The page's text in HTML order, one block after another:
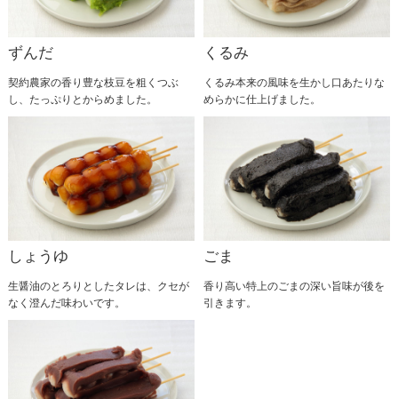
2025.12.31
いつもご愛顧いただきありがとうございます。誠に勝
６日までの３日間、工場内メンテナンスの為休業とさ
せていただきます。 １７日以降は通常営業いたしま
2025.05.27
6月1日より1ヶ月間のみの期間限定で『無添加よもぎ
だんご』を発売いたします。 柔らかさの中にもコシ
があり舌ざわりもよい自慢のだんご生地に風味豊かな
国産よもぎを混ぜこみ、北海道産小豆で作った自社製
粒あんを乗せました。 オール無添加で作り上げた昔
懐かしい素朴なよもぎだんごを是非ご賞味ください。 …
ずんだ
契約農家の香り豊な枝豆を粗くつぶ
し、たっぷりとからめました。
くるみ
くるみ本来の風味を生かし口あたりな
めらかに仕上げました。
しょうゆ
生醤油のとろりとしたタレは、クセが
なく澄んだ味わいです。
ごま
香り高い特上のごまの深い旨味が後を
引きます。